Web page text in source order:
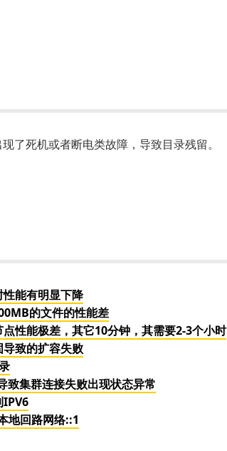
了死机或者断电类故障，导致目录残留。
能有明显下降
的文件的性能差
性能极差，其它10分钟，其需要2-3个小时
致的扩容失败
致集群连接失败出现状态异常
IPV6
地回路网络::1